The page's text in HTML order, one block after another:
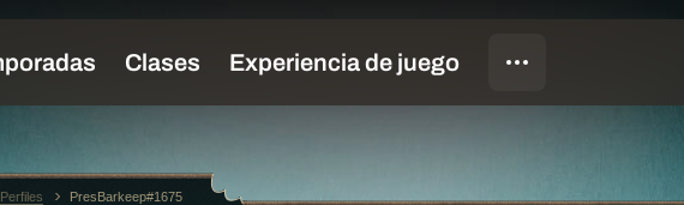
Perfiles PresBarkeep#1675